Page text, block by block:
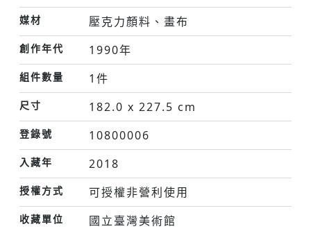
媒材 壓克力顏料、畫布
創作年代 1990年
組件數量 1件
尺寸 182.0 x 227.5 cm
登錄號 10800006
入藏年 2018
授權方式 可授權非營利使用
收藏單位 國立臺灣美術館